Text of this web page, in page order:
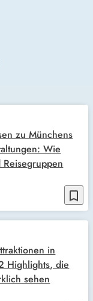
bookmark_border
zu Münchens
Wie
in
Highlights, die
sehen